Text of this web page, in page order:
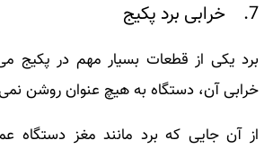
7. خرابی برد پکیج
برد یکی از قطعات بسیار مهم در پکیج
خرابی آن، دستگاه به هیچ عنوان روشن
از آن جایی که برد مانند مغز دستگاه